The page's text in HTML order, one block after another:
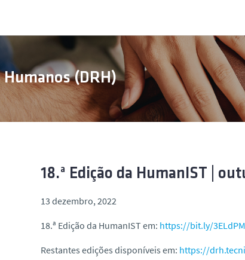
Humanos (DRH)
18.ª Edição da HumanIST |
13 dezembro, 2022
18.ª Edição da HumanIST em: https://bit.ly/
Restantes edições disponíveis em: https://